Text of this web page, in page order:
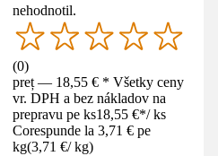
nehodnotil.
(0)
preț — 18,55 € * Všetky ceny
vr. DPH a bez nákladov na
prepravu pe ks18,55 €*/ ks
Corespunde la 3,71 € pe
kg(3,71 €/ kg)